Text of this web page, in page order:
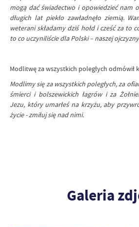
mogą dać świadectwo i opowiedzieć nam
długich lat piekło zawładnęło ziemią.
weterani składamy dziś hołd i cześć za to
to co uczyniliście dla Polski – naszej
Modlitwę za wszystkich poległych odmówił
Modlimy się za wszystkich poległych, za
śmierci i bolszewickich łagrów i za
Jezu, który umarłeś na krzyżu, aby
życie - zmiłuj się nad nimi.
Galeria